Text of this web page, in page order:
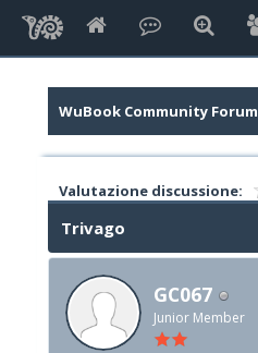
WuBook Community Forum
Valutazione discussione:
Trivago
GC067
Junior Member